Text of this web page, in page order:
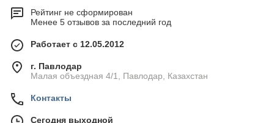
Рейтинг не сформирован
Менее 5 отзывов за последний год
Работает с 12.05.2012
г. Павлодар
Малая объездная 4/1, Павлодар, Казахстан
Контакты
Сегодня выходной